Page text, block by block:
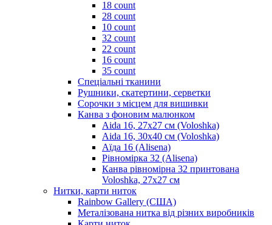
18 count
28 count
10 count
32 count
22 count
16 count
35 count
Спеціальні тканини
Рушники, скатертини, серветки
Сорочки з місцем для вишивки
Канва з фоновим малюнком
Aida 16, 27х27 см (Voloshka)
Aida 16, 30х40 см (Voloshka)
Аїда 16 (Alisena)
Рівномірка 32 (Alisena)
Канва рівномірна 32 принтована
Voloshka, 27х27 см
Нитки, карти ниток
Rainbow Gallery (США)
Металізована нитка від різних виробників